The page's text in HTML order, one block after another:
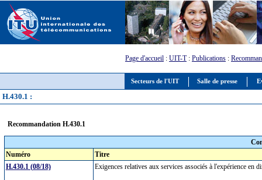
Secteurs de l'UIT Salle de presse
Page d'accueil : UIT-T: Publications :
H.430.1 :
Recommandation H.430.1
Numéro
Titre
H.430.1 (08/18)
Exigences relatives aux services associés à l'expérience en